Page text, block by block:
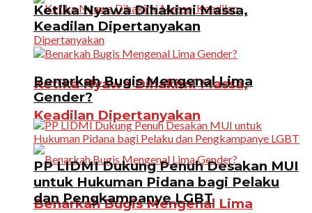
Ketika Nyawa Dihakimi Massa,
Keadilan Dipertanyakan
Benarkah Bugis Mengenal Lima
Ketika Nyawa Dihakimi Massa,
Keadilan Dipertanyakan
Benarkah Bugis Mengenal Lima
Gender?
PP LIDMI Dukung Penuh Desakan MUI
untuk Hukuman Pidana bagi Pelaku
dan Pengkampanye LGBT